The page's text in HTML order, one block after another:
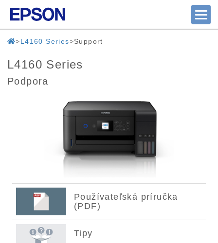
L4160 Series Support
L4160 Series
Podpora